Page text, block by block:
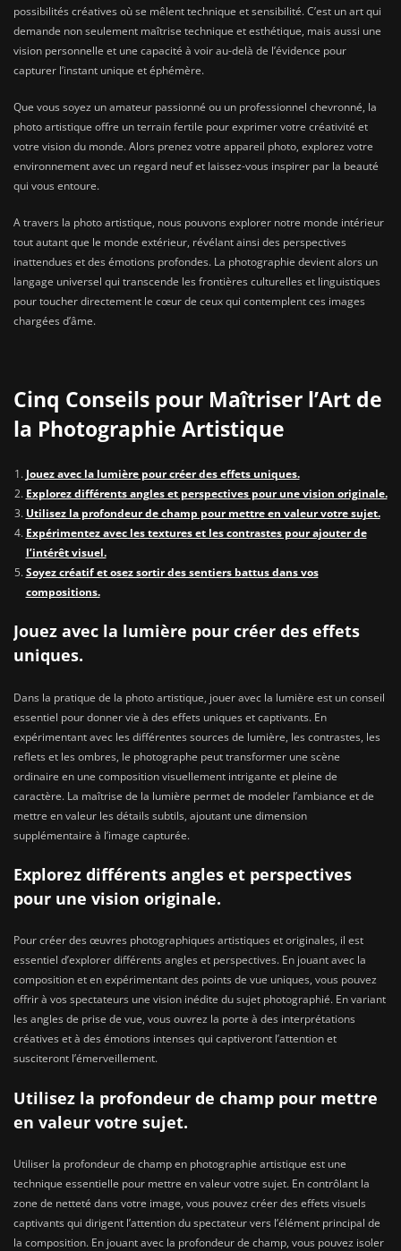
possibilités créatives où se mêlent technique et sensibilité. C’est un art qui
demande non seulement maîtrise technique et esthétique, mais aussi une
vision personnelle et une capacité à voir au-delà de l’évidence pour
capturer l’instant unique et éphémère.
Que vous soyez un amateur passionné ou un professionnel chevronné, la
photo artistique offre un terrain fertile pour exprimer votre créativité et
votre vision du monde. Alors prenez votre appareil photo, explorez votre
environnement avec un regard neuf et laissez-vous inspirer par la beauté
qui vous entoure.
A travers la photo artistique, nous pouvons explorer notre monde intérieur
tout autant que le monde extérieur, révélant ainsi des perspectives
inattendues et des émotions profondes. La photographie devient alors un
langage universel qui transcende les frontières culturelles et linguistiques
pour toucher directement le cœur de ceux qui contemplent ces images
chargées d’âme.
Cinq Conseils pour Maîtriser l’Art de
la Photographie Artistique
Jouez avec la lumière pour créer des effets uniques.
Explorez différents angles et perspectives pour une vision originale.
Utilisez la profondeur de champ pour mettre en valeur votre sujet.
Expérimentez avec les textures et les contrastes pour ajouter de
l’intérêt visuel.
Soyez créatif et osez sortir des sentiers battus dans vos
compositions.
Jouez avec la lumière pour créer des effets
uniques.
Dans la pratique de la photo artistique, jouer avec la lumière est un conseil
essentiel pour donner vie à des effets uniques et captivants. En
expérimentant avec les différentes sources de lumière, les contrastes, les
reflets et les ombres, le photographe peut transformer une scène
ordinaire en une composition visuellement intrigante et pleine de
caractère. La maîtrise de la lumière permet de modeler l’ambiance et de
mettre en valeur les détails subtils, ajoutant une dimension
supplémentaire à l’image capturée.
Explorez différents angles et perspectives
pour une vision originale.
Pour créer des œuvres photographiques artistiques et originales, il est
essentiel d’explorer différents angles et perspectives. En jouant avec la
composition et en expérimentant des points de vue uniques, vous pouvez
offrir à vos spectateurs une vision inédite du sujet photographié. En variant
les angles de prise de vue, vous ouvrez la porte à des interprétations
créatives et à des émotions intenses qui captiveront l’attention et
susciteront l’émerveillement.
Utilisez la profondeur de champ pour mettre
en valeur votre sujet.
Utiliser la profondeur de champ en photographie artistique est une
technique essentielle pour mettre en valeur votre sujet. En contrôlant la
zone de netteté dans votre image, vous pouvez créer des effets visuels
captivants qui dirigent l’attention du spectateur vers l’élément principal de
la composition. En jouant avec la profondeur de champ, vous pouvez isoler